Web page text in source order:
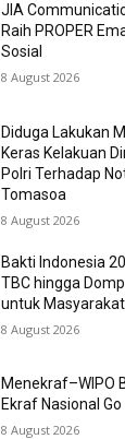
JIA
Raih PROPER
Sosial
8 August 2026
Diduga Lakukan
Keras Kelakuan
Polri Terhadap
Tomasoa
8 August 2026
Bakti Indonesia
TBC hingga
untuk
8 August 2026
Menekraf–WIPO
Ekraf Nasional Go
8 August 2026